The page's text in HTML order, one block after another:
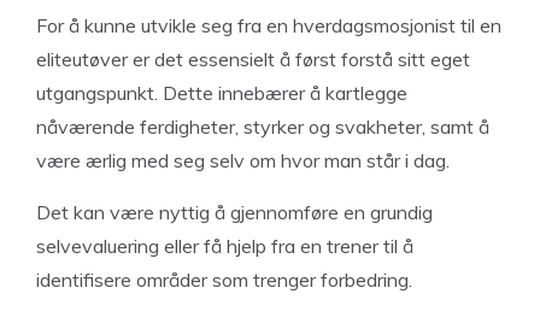
For å kunne utvikle seg fra en hverdagsmosjonist til en
eliteutøver er det essensielt å først forstå sitt eget
utgangspunkt. Dette innebærer å kartlegge
nåværende ferdigheter, styrker og svakheter, samt å
være ærlig med seg selv om hvor man står i dag.
Det kan være nyttig å gjennomføre en grundig
selvevaluering eller få hjelp fra en trener til å
identifisere områder som trenger forbedring.